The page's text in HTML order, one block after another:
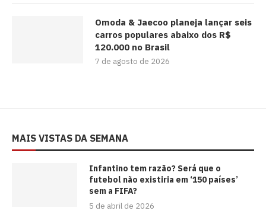
Omoda & Jaecoo planeja lançar seis
carros populares abaixo dos R$
120.000 no Brasil
7 de agosto de 2026
MAIS VISTAS DA SEMANA
⁠Infantino tem razão? Será que o
futebol não existiria em ‘150 países’
sem a FIFA?
5 de abril de 2026